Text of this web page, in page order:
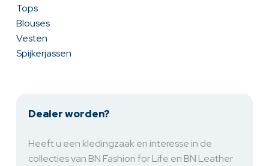
Tops
Blouses
Vesten
Spijkerjassen
Dealer worden?
Heeft u een kledingzaak en interesse in de
collecties van BN Fashion for Life en BN Leather